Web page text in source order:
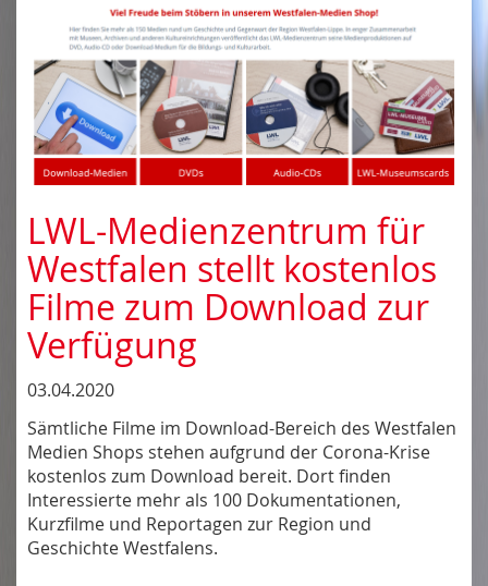
LWL-Medienzentrum für
Westfalen stellt kostenlos
Filme zum Download zur
Verfügung
03.04.2020
Sämtliche Filme im Download-Bereich des Westfalen
Medien Shops stehen aufgrund der Corona-Krise
kostenlos zum Download bereit. Dort finden
Interessierte mehr als 100 Dokumentationen,
Kurzfilme und Reportagen zur Region und
Geschichte Westfalens.